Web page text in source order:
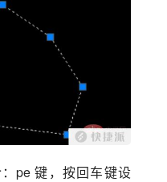
pe 键，按回车键设